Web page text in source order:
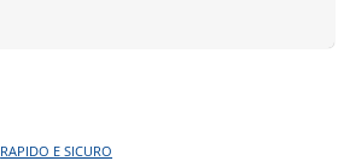
RAPIDO E SICURO